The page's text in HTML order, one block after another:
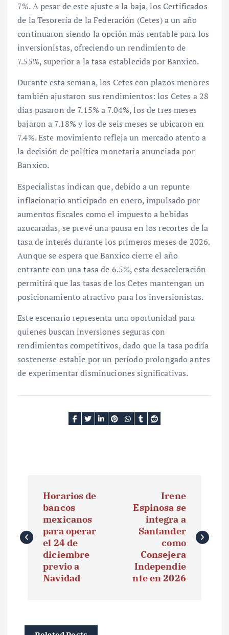
7%. A pesar de este ajuste a la baja, los Certificados
de la Tesorería de la Federación (Cetes) a un año
continuaron siendo la opción más rentable para los
inversionistas, ofreciendo un rendimiento de
7.55%, superior a la tasa establecida por Banxico.
Durante esta semana, los Cetes con plazos menores
también ajustaron sus rendimientos: los Cetes a 28
días pasaron de 7.15% a 7.04%, los de tres meses
bajaron a 7.18% y los de seis meses se ubicaron en
7.4%. Este movimiento refleja un mercado atento a
la decisión de política monetaria anunciada por
Banxico.
Especialistas indican que, debido a un repunte
inflacionario anticipado en enero, impulsado por
aumentos fiscales como el impuesto a bebidas
azucaradas, se prevé una pausa en los recortes de la
tasa de interés durante los primeros meses de 2026.
Aunque se espera que Banxico cierre el año
entrante con una tasa de 6.5%, esta desaceleración
permitirá que las tasas de los Cetes mantengan un
posicionamiento atractivo para los inversionistas.
Este escenario representa una oportunidad para
quienes buscan inversiones seguras con
rendimientos competitivos, dado que la tasa podría
sostenerse estable por un período prolongado antes
de experimentar disminuciones significativas.
v
e
Horarios de
bancos
mexicanos
para operar
el 24 de
diciembre
previo a
Navidad
Irene
Espinosa se
integra a
Santander
como
Consejera
Independie
nte en 2026